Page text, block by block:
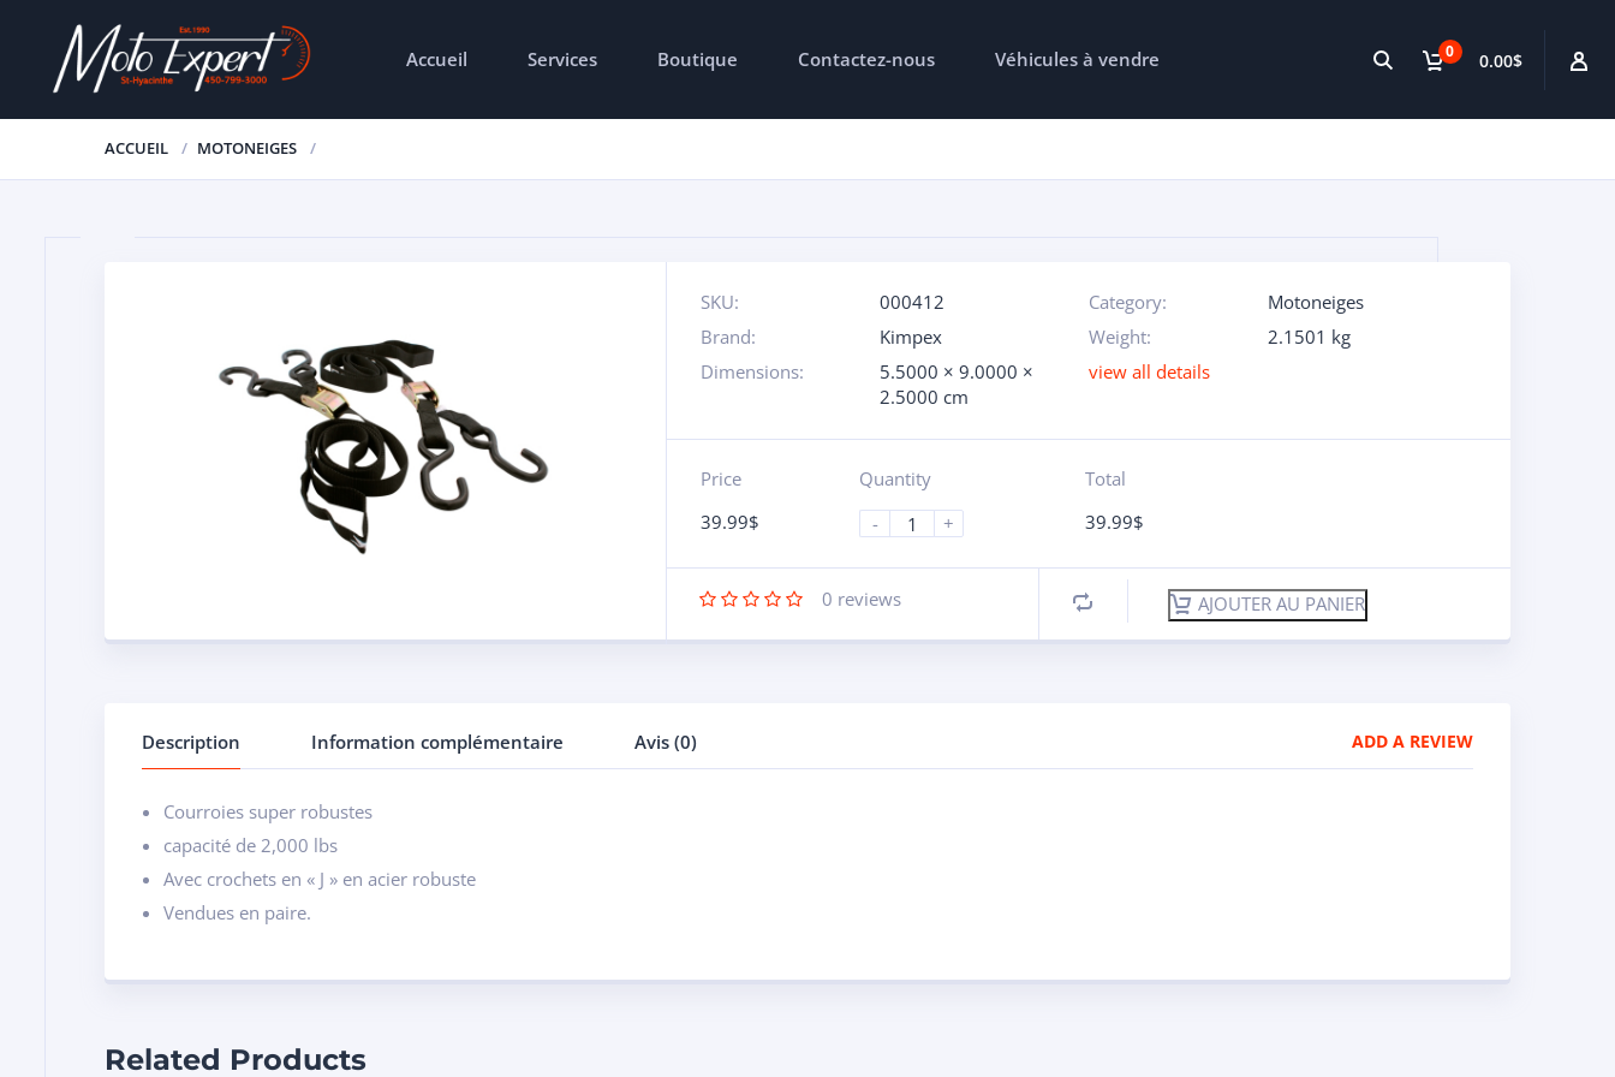
0 0.00$
Accueil Services Boutique Contactez-nous Véhicules à vendre
ACCUEIL MOTONEIGES
SKU: 000412 Category:
Motoneiges
Brand:
Kimpex Weight:
2.1501 kg
Dimensions:
5.5000 × 9.0000 ×
2.5000 cm
view all details
Price
39.99$
Quantity
-
+
Total
39.99$
0 reviews AJOUTER AU PANIER
Description Information complémentaire Avis (0) ADD A REVIEW
Courroies super robustes
capacité de 2,000 lbs
Avec crochets en « J » en acier robuste
Vendues en paire.
Related Products